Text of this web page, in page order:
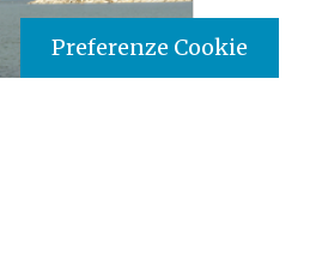
Preferenze Cookie